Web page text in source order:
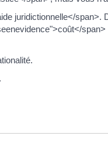
juridictionnelle</